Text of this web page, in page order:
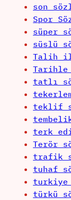
son
Spor
süper
süslü
Talih
tatlı
teklif
terk
Terör
trafik
tuhaf
türkü